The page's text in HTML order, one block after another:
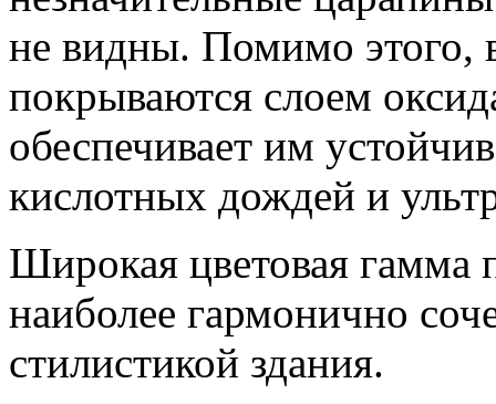
не видны. Помимо этого,
покрываются слоем
обеспечивает им
кислотных дождей и
Широкая цветовая гамма
наиболее гармонично
стилистикой здания.